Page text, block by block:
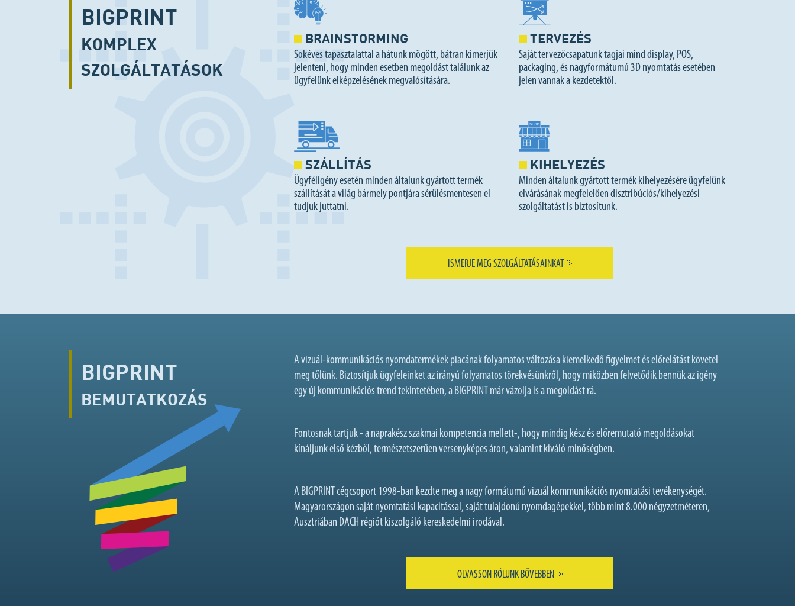
BIGPRINT
KOMPLEX
SZOLGÁLTATÁSOK
BRAINSTORMING
Sokéves tapasztalattal a hátunk mögött, bátran kimerjük
jelenteni, hogy minden esetben megoldást találunk az
ügyfelünk elképzelésének megvalósítására.
TERVEZÉS
Saját tervezőcsapatunk tagjai mind display, POS,
packaging, és nagyformátumú 3D nyomtatás esetében
jelen vannak a kezdetektől.
SZÁLLÍTÁS
Ügyféligény esetén minden általunk gyártott termék
szállítását a világ bármely pontjára sérülésmentesen el
tudjuk juttatni.
KIHELYEZÉS
Minden általunk gyártott termék kihelyezésére ügyfelünk
elvárásának megfelelően disztribúciós/kihelyezési
szolgáltatást is biztosítunk.
ISMERJE MEG SZOLGÁLTATÁSAINKAT
BIGPRINT
BEMUTATKOZÁS
A vizuál-kommunikációs nyomdatermékek piacának folyamatos változása kiemelkedő figyelmet és előrelátást követel
meg tőlünk. Biztosítjuk ügyfeleinket az irányú folyamatos törekvésünkről, hogy miközben felvetődik bennük az igény
egy új kommunikációs trend tekintetében, a BIGPRINT már vázolja is a megoldást rá.
Fontosnak tartjuk - a naprakész szakmai kompetencia mellett-, hogy mindig kész és előremutató megoldásokat
kínáljunk első kézből, természetszerűen versenyképes áron, valamint kiváló minőségben.
A BIGPRINT cégcsoport 1998-ban kezdte meg a nagy formátumú vizuál kommunikációs nyomtatási tevékenységét.
Magyarországon saját nyomtatási kapacitással, saját tulajdonú nyomdagépekkel, több mint 8.000 négyzetméteren,
Ausztriában DACH régiót kiszolgáló kereskedelmi irodával.
OLVASSON RÓLUNK BŐVEBBEN